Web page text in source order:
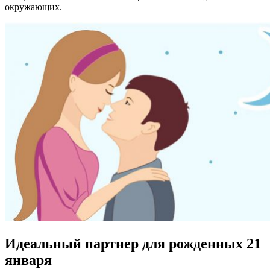
окружающих.
Идеальный партнер для рожденных 21
января